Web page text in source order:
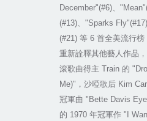
December"(#6)、
(#13)、 "Sparks Fly"(#17)
(#21) 等 6 首全美流行榜
重新詮釋其他藝人作品
滾歌曲得主 Train 的
Me)" ，沙啞歌后 Kim
冠軍曲 "Bette Davis
的 1970 年冠軍作 "I